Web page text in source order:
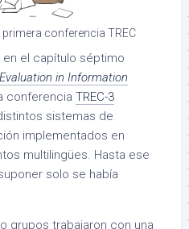
primera conferencia TREC
en el capítulo séptimo
in Information
conferencia TREC-3
sistemas de
implementados en
multilingües. Hasta ese
solo se había
grupos trabajaron con una